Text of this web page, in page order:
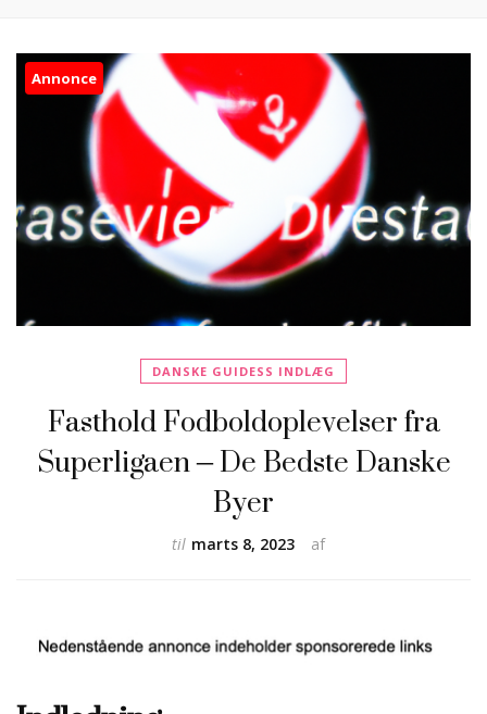
Annonce
DANSKE GUIDESS INDLÆG
Fasthold Fodboldoplevelser fra
Superligaen – De Bedste Danske
Byer
af
til marts 8, 2023